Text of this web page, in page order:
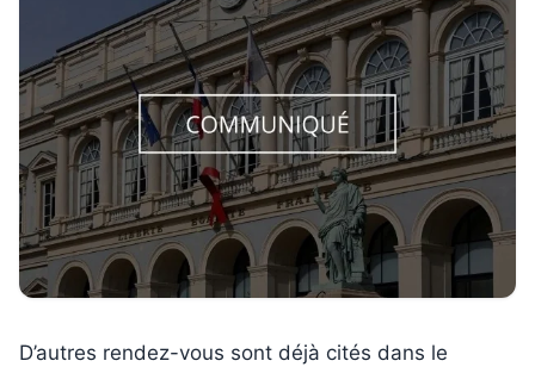
D’autres rendez-vous sont déjà cités dans le